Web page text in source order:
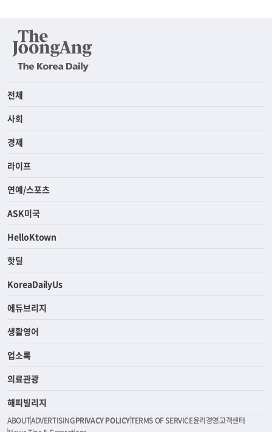
전체
사회
경제
라이프
연예/스포츠
ASK미국
HelloKtown
핫딜
KoreaDailyUs
에듀브리지
생활영어
업소록
의료관광
해피빌리지
ABOUTADVERTISINGPRIVACY POLICYTERMS OF SERVICE윤리경영고객센터